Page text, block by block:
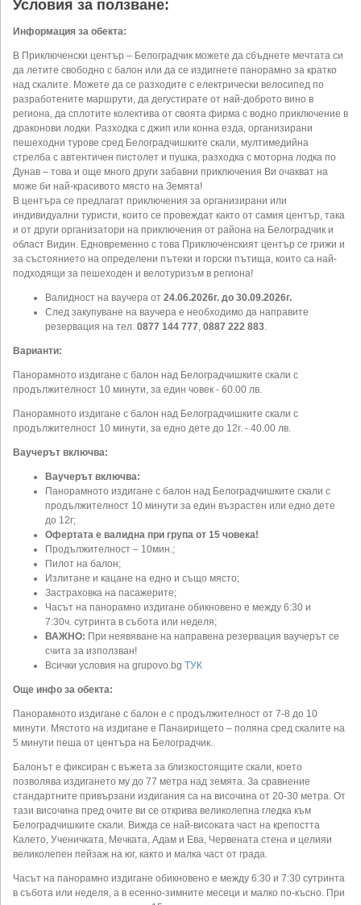
Условия за ползване:
Информация за обекта:
В Приключенски център – Белоградчик можете да сбъднете мечтата си
да летите свободно с балон или да се издигнете панорамно за кратко
над скалите. Можете да се разходите с електрически велосипед по
разработените маршрути, да дегустирате от най-доброто вино в
региона, да сплотите колектива от своята фирма с водно приключение в
драконови лодки. Разходка с джип или конна езда, организирани
пешеходни турове сред Белоградчишките скали, мултимедийна
стрелба с автентичен пистолет и пушка, разходка с моторна лодка по
Дунав – това и още много други забавни приключения Ви очакват на
може би най-красивото място на Земята!
В центъра се предлагат приключения за организирани или
индивидуални туристи, които се провеждат както от самия център, така
и от други организатори на приключения от района на Белоградчик и
област Видин. Едновременно с това Приключенският център се грижи и
за състоянието на определени пътеки и горски пътища, които са най-
подходящи за пешеходен и велотуризъм в региона!
Валидност на ваучера от 24.06.2026г. до 30.09.2026г.
След закупуване на ваучера е необходимо да направите
резервация на тел. 0877 144 777, 0887 222 883.
Варианти:
Панорамното издигане с балон над Белоградчишките скали с
продължителност 10 минути, за един човек - 60.00 лв.
Панорамното издигане с балон над Белоградчишките скали с
продължителност 10 минути, за едно дете до 12г. - 40.00 лв.
Ваучерът включва:
Ваучерът включва:
Панорамното издигане с балон над Белоградчишките скали с
продължителност 10 минути за един възрастен или едно дете
до 12г;
Офертата е валидна при група от 15 човека!
Продължителност – 10мин.;
Пилот на балон;
Излитане и кацане на едно и също място;
Застраховка на пасажерите;
Часът на панорамно издигане обикновено е между 6:30 и
7:30ч. сутринта в събота или неделя;
ВАЖНО: При неявяване на направена резервация ваучерът се
счита за използван!
Всички условия на grupovo.bg ТУК
Още инфо за обекта:
Панорамното издигане с балон е с продължителност от 7-8 до 10
минути. Мястото на издигане е Панаирището – поляна сред скалите на
5 минути пеша от центъра на Белоградчик.
Балонът е фиксиран с въжета за близкостоящите скали, което
позволява издигането му до 77 метра над земята. За сравнение
стандартните привързани издигания са на височина от 20-30 метра. От
тази височина пред очите ви се открива великолепна гледка към
Белоградчишките скали. Вижда се най-високата част на крепостта
Калето, Ученичката, Мечката, Адам и Ева, Червената стена и целияи
великолепен пейзаж на юг, както и малка част от града.
Часът на панорамно издигане обикновено е между 6:30 и 7:30 сутринта
в събота или неделя, а в есенно-зимните месеци и малко по-късно. При